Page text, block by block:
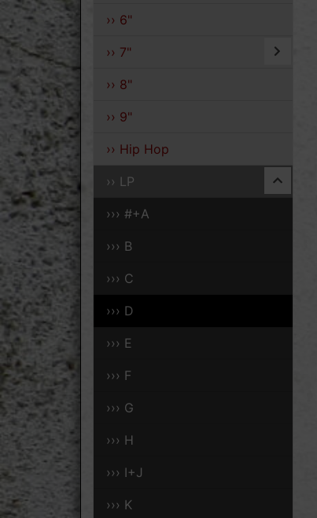
›› 6"
›› 7"
›› 8"
›› 9"
›› Hip Hop
›› LP
››› #+A
››› B
››› C
››› D
››› E
››› F
››› G
››› H
››› I+J
››› K